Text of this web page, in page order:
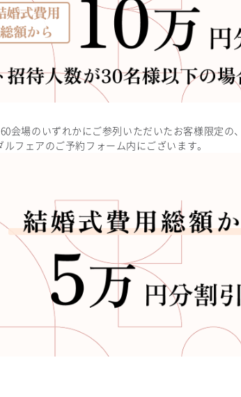
会場のいずれかにご参列いただいたお客様限定
フェアのご予約フォーム内にございます。